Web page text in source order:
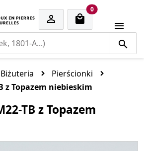

0cart items

Biżuteria
Pierścionki
z Topazem niebieskim
TB z Topazem